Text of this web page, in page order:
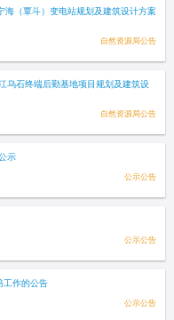
（覃斗）变电站规划及建筑设计方案
自然资源局公告
乌石终端后勤基地项目规划及建筑设
自然资源局公告
示
公示公告
公示公告
工作的公告
公示公告